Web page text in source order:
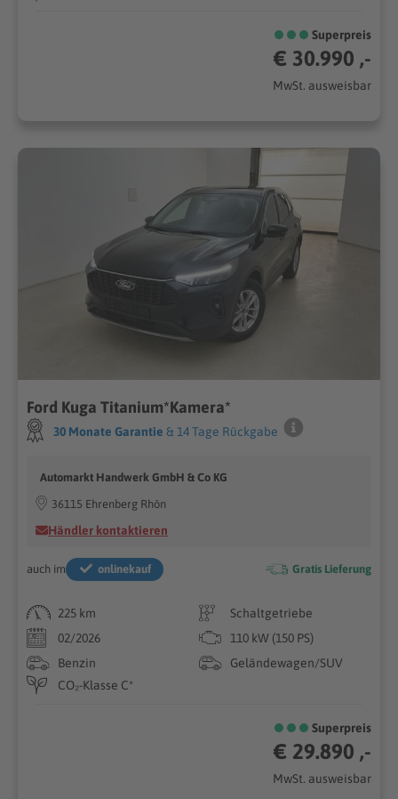
Superpreis
€ 30.990 ,-
MwSt. ausweisbar
Ford Kuga Titanium*Kamera*
30 Monate Garantie & 14 Tage Rückgabe
Automarkt Handwerk GmbH & Co KG
36115 Ehrenberg Rhön
Händler kontaktieren
auch im onlinekauf Gratis Lieferung
225 km
Schaltgetriebe
02/2026
110 kW (150 PS)
Benzin
Geländewagen/SUV
CO₂-Klasse C*
Superpreis
€ 29.890 ,-
MwSt. ausweisbar